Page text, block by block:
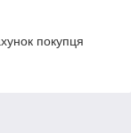
покупця